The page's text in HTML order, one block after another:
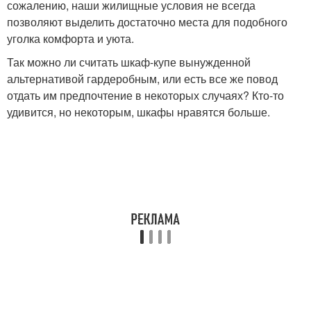
сожалению, наши жилищные условия не всегда
позволяют выделить достаточно места для подобного
уголка комфорта и уюта.
Так можно ли считать шкаф-купе вынужденной
альтернативой гардеробным, или есть все же повод
отдать им предпочтение в некоторых случаях? Кто-то
удивится, но некоторым, шкафы нравятся больше.